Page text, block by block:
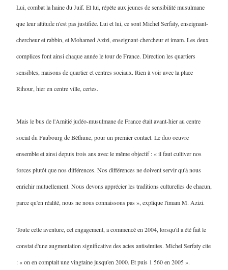
Lui, combat la haine du Juif. Et lui, répète aux jeunes de sensibilité musulmane
que leur attitude n'est pas justifiée. Lui et lui, ce sont Michel Serfaty, enseignant-
chercheur et rabbin, et Mohamed Azizi, enseignant-chercheur et imam. Les deux
complices font ainsi chaque année le tour de France. Direction les quartiers
sensibles, maisons de quartier et centres sociaux. Rien à voir avec la place
Rihour, hier en centre ville, certes.
Mais le bus de l'Amitié judéo-musulmane de France était avant-hier au centre
social du Faubourg de Béthune, pour un premier contact. Le duo oeuvre
ensemble et ainsi depuis trois ans avec le même objectif : « il faut cultiver nos
forces plutôt que nos différences. Nos différences ne doivent servir qu'à nous
enrichir mutuellement. Nous devons apprécier les traditions culturelles de chacun,
parce qu'en réalité, nous ne nous connaissons pas », explique l'imam M. Azizi.
Toute cette aventure, cet engagement, a commencé en 2004, lorsqu'il a été fait le
constat d'une augmentation significative des actes antisémites. Michel Serfaty cite
: « on en comptait une vingtaine jusqu'en 2000. Et puis 1 560 en 2005 ».